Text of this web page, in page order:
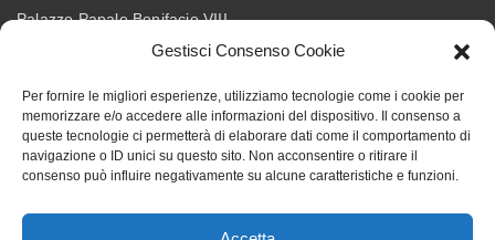
Gestisci Consenso Cookie
Per fornire le migliori esperienze, utilizziamo tecnologie come i cookie per
memorizzare e/o accedere alle informazioni del dispositivo. Il consenso a
queste tecnologie ci permetterà di elaborare dati come il comportamento di
navigazione o ID unici su questo sito. Non acconsentire o ritirare il
consenso può influire negativamente su alcune caratteristiche e funzioni.
Palazzo Papale Bonifacio VIII
Email: info@accademiabonifaciana.eu
Telefono:328 5354419